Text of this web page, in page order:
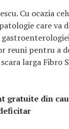
Cu ocazia
care va
reuni pentru a
larga Fibro
gratuite din